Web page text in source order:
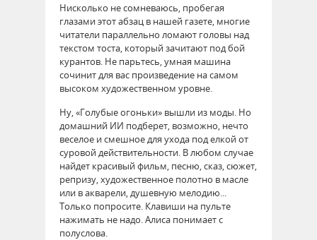
Нисколько не сомневаюсь, пробегая
глазами этот абзац в нашей газете, многие
читатели параллельно ломают головы над
текстом тоста, который зачитают под бой
курантов. Не парьтесь, умная машина
сочинит для вас произведение на самом
высоком художественном уровне.
Ну, «Голубые огоньки» вышли из моды. Но
домашний ИИ подберет, возможно, нечто
веселое и смешное для ухода под елкой от
суровой действительности. В любом случае
найдет красивый фильм, песню, сказ, сюжет,
репризу, художественное полотно в масле
или в акварели, душевную мелодию...
Только попросите. Клавиши на пульте
нажимать не надо. Алиса понимает с
полуслова.